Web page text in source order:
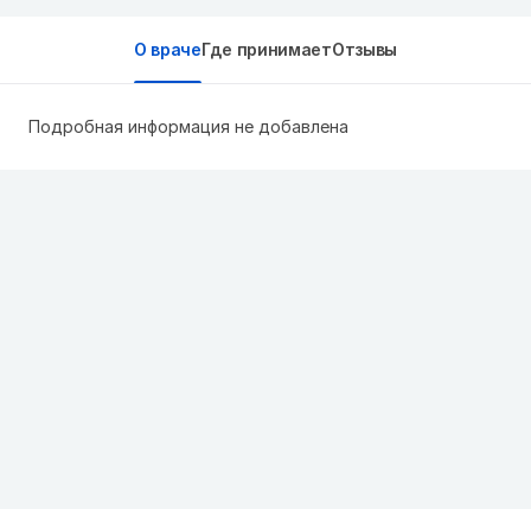
О врачеГде принимаетОтзывы
Подробная информация не добавлена